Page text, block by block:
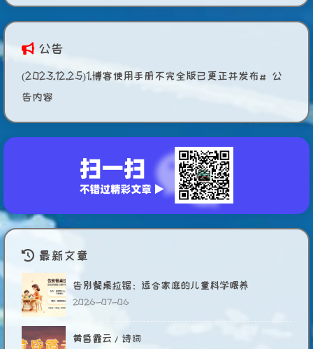
公告
(2023.12.25)1.博客使用手册不完全版已更正并发布# 公
告内容
最新文章
告别餐桌拉锯：适合家庭的儿童科学喂养
2026-07-06
黄昏霞云/诗词